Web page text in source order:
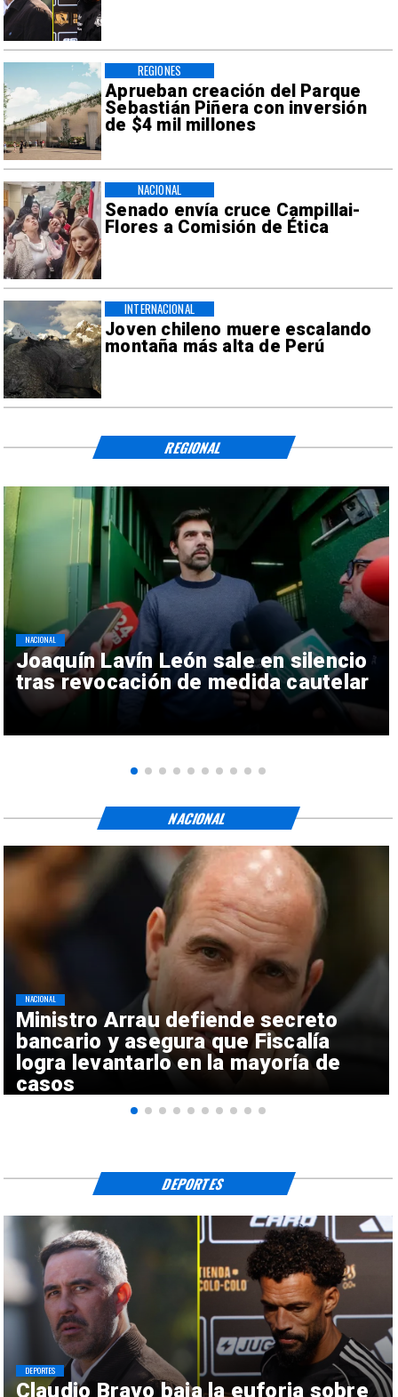
Aprueban creación del Parque
Sebastián Piñera con inversión
de $4 mil millones
REGIONES
Senado envía cruce Campillai-
Flores a Comisión de Ética
NACIONAL
Joven chileno muere escalando
montaña más alta de Perú
INTERNACIONAL
Joaquín Lavín León sale en silencio
tras revocación de medida cautelar
NACIONAL
REGIONAL
Ministro Arrau defiende secreto
bancario y asegura que Fiscalía
logra levantarlo en la mayoría de
casos
NACIONAL
NACIONAL
Claudio Bravo baja la euforia sobre
DEPORTES
DEPORTES